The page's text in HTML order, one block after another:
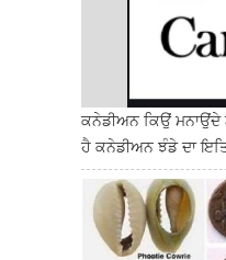
ਕਨੇਡੀਅਨ ਕਿਉਂ ਮਨਾਉਂਦੇ
ਹੈ ਕਨੇਡੀਅਨ ਝੰਡੇ ਦਾ